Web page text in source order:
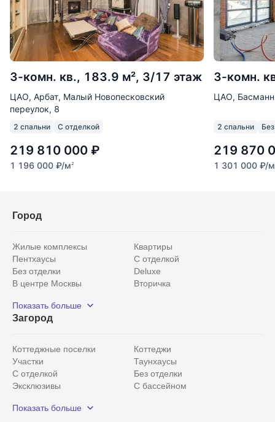
3-комн. кв., 183.9 м², 3/17 этаж
ЦАО, Арбат, Малый Новопесковский
переулок, 8
2 спальни С отделкой
219 810 000 ₽
1 196 000 ₽/м2
3-комн.
ЦАО,
2 спальни
219 870
1 301 000 ₽/м
Город
Жилые комплексы
Квартиры
Пентхаусы
С отделкой
Без отделки
Deluxe
В центре Москвы
Вторичка
Рядом с парком
С панорамными окнами
Показать больше
Загород
Коттеджные поселки
Коттеджи
Участки
Таунхаусы
С отделкой
Без отделки
Эксклюзивы
С бассейном
Красногорский район
Показать больше